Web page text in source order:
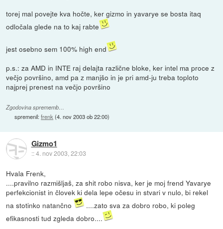
torej mal povejte kva hočte, ker gizmo in yavarye se bosta itaq
odločala glede na to kaj rabte
jest osebno sem 100% high end
p.s.: za AMD in INTE raj delajta različne bloke, ker intel ma proce z
večjo površino, amd pa z manjšo in je pri amd-ju treba toploto
najprej prenest na večjo površino
Zgodovina sprememb…
spremenil:frenk (4. nov 2003 ob 22:00)
Gizmo1
::4. nov 2003, 22:03
Hvala Frenk,
....pravilno razmišljaš, za shit robo nisva, ker je moj frend Yavarye
perfekcionist in človek ki dela lepe očesu in stvari v nulo, bi rekel
na stotinko natančno
....zato sva za dobro robo, ki poleg
efikasnosti tud zgleda dobro....